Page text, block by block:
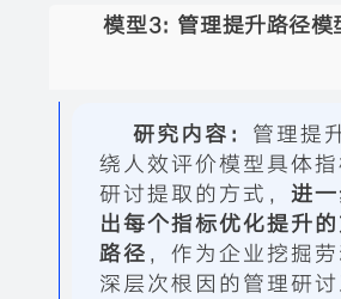
模型3: 管理提升路径模
研究内容： 管理提
绕人效评价模型具体
研讨提取的方式，进
出每个指标优化提升
路径 ，作为企业挖掘
深层次根因的管理研